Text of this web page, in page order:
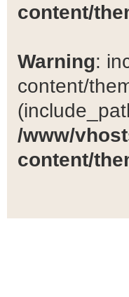
content/
Warning:
content/
/www/
content/